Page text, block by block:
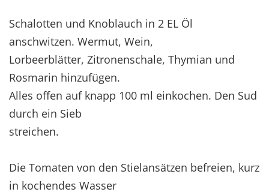
Schalotten und Knoblauch in 2 EL Öl
anschwitzen. Wermut, Wein,
Lorbeerblätter, Zitronenschale, Thymian und
Rosmarin hinzufügen.
Alles offen auf knapp 100 ml einkochen. Den Sud
durch ein Sieb
streichen.
Die Tomaten von den Stielansätzen befreien, kurz
in kochendes Wasser